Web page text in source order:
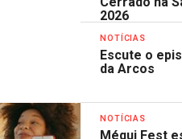
2026
NOTÍCIAS
Escute o
da Arcos
NOTÍCIAS
Méqui Fest